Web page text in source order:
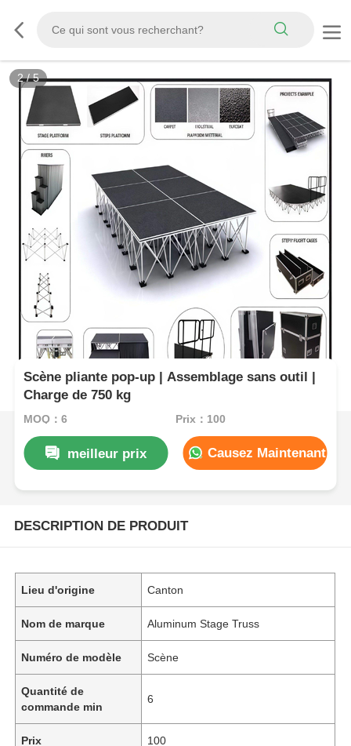
2/5
Scène pliante pop-up | Assemblage sans outil |
Charge de 750 kg
MOQ：6 Prix：100
meilleur prix Causez Maintenant
DESCRIPTION DE PRODUIT
Lieu d'origine Canton
Nom de marque Aluminum Stage Truss
Numéro de modèle Scène
Quantité de
commande min
6
Prix 100